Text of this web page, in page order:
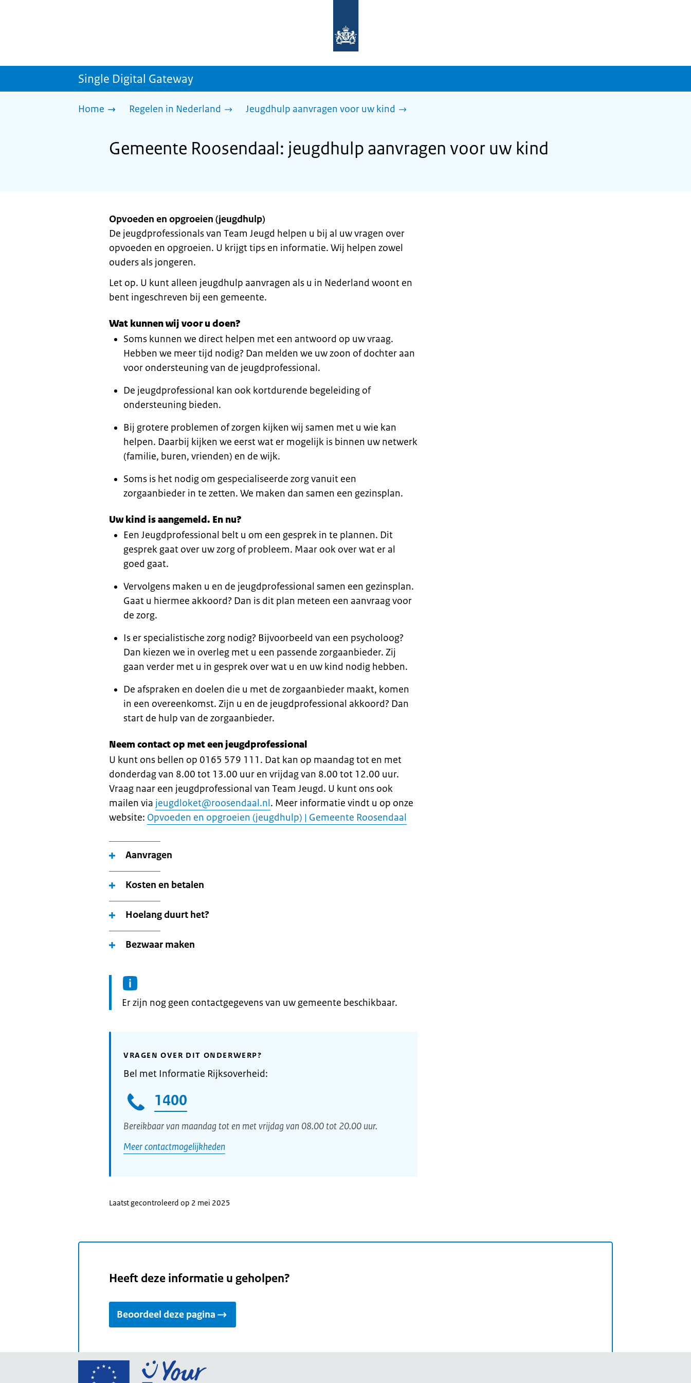
homepage
sdg.rijksoverheid.nl
Single Digital Gateway
Home Regelen in Nederland Jeugdhulp aanvragen voor uw kind
Gemeente Roosendaal: jeugdhulp aanvragen voor uw kind
Opvoeden en opgroeien (jeugdhulp)
De jeugdprofessionals van Team Jeugd helpen u bij al uw vragen over
opvoeden en opgroeien. U krijgt tips en informatie. Wij helpen zowel
ouders als jongeren.
Let op. U kunt alleen jeugdhulp aanvragen als u in Nederland woont en
bent ingeschreven bij een gemeente.
Wat kunnen wij voor u doen?
Soms kunnen we direct helpen met een antwoord op uw vraag.
Hebben we meer tijd nodig? Dan melden we uw zoon of dochter aan
voor ondersteuning van de jeugdprofessional.
De jeugdprofessional kan ook kortdurende begeleiding of
ondersteuning bieden.
Bij grotere problemen of zorgen kijken wij samen met u wie kan
helpen. Daarbij kijken we eerst wat er mogelijk is binnen uw netwerk
(familie, buren, vrienden) en de wijk.
Soms is het nodig om gespecialiseerde zorg vanuit een
zorgaanbieder in te zetten. We maken dan samen een gezinsplan.
Uw kind is aangemeld. En nu?
Een Jeugdprofessional belt u om een gesprek in te plannen. Dit
gesprek gaat over uw zorg of probleem. Maar ook over wat er al
goed gaat.
Vervolgens maken u en de jeugdprofessional samen een gezinsplan.
Gaat u hiermee akkoord? Dan is dit plan meteen een aanvraag voor
de zorg.
Is er specialistische zorg nodig? Bijvoorbeeld van een psycholoog?
Dan kiezen we in overleg met u een passende zorgaanbieder. Zij
gaan verder met u in gesprek over wat u en uw kind nodig hebben.
De afspraken en doelen die u met de zorgaanbieder maakt, komen
in een overeenkomst. Zijn u en de jeugdprofessional akkoord? Dan
start de hulp van de zorgaanbieder.
Neem contact op met een jeugdprofessional
U kunt ons bellen op 0165 579 111. Dat kan op maandag tot en met
donderdag van 8.00 tot 13.00 uur en vrijdag van 8.00 tot 12.00 uur.
Vraag naar een jeugdprofessional van Team Jeugd. U kunt ons ook
mailen via jeugdloket@roosendaal.nl. Meer informatie vindt u op onze
website: Opvoeden en opgroeien (jeugdhulp) | Gemeente Roosendaal
Aanvragen
Kosten en betalen
Hoelang duurt het?
Bezwaar maken
Informatie:
Er zijn nog geen contactgegevens van uw gemeente beschikbaar.
VRAGEN OVER DIT ONDERWERP?
Bel met Informatie Rijksoverheid:
1400
Bereikbaar van maandag tot en met vrijdag van 08.00 tot 20.00 uur.
Meer contactmogelijkheden
Laatst gecontroleerd op 2 mei 2025
Heeft deze informatie u geholpen?
Beoordeel deze pagina
Ga